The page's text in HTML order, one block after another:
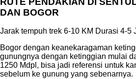
DAN BOGOR
Jarak tempuh trek 6-10 KM Durasi 4-5
Bogor dengan keanekaragaman
gunungnya dengan ketinggian mulai
1250 Mdpl, bisa jadi referensi untuk
sebelum ke gunung yang sebenarnya.